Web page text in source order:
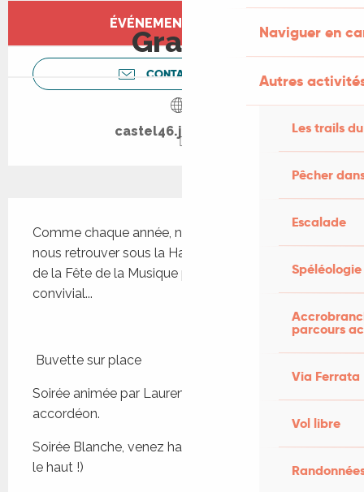
Naviguer en
Autres
Les trails
Pêcher
Escalade
Spéléologie
parcours
Via Ferrata
Vol libre
Ouverture et coordonnées
ÉVÉNEMENT TERMINÉ
Gratuit
CONTACTEZ-NOUS
castel46.jimdo.com
Comme chaque année, nous vous proposons de
nous retrouver sous la Halle de Castelfranc, le jour
de la Fête de la Musique pour un moment
convivial...
Buvette sur place
Soirée animée par Laurent Seguy et son
accordéon.
Soirée Blanche, venez habillé en blanc (au moins
le haut !)